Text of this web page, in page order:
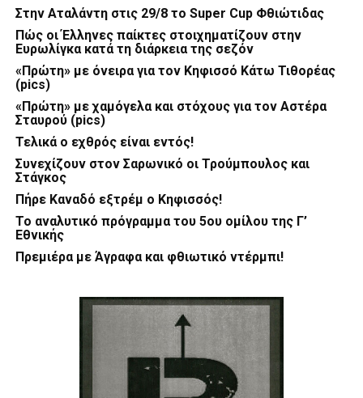
Στην Αταλάντη στις 29/8 το Super Cup Φθιώτιδας
Πώς οι Έλληνες παίκτες στοιχηματίζουν στην
Ευρωλίγκα κατά τη διάρκεια της σεζόν
«Πρώτη» με όνειρα για τον Κηφισσό Κάτω Τιθορέας
(pics)
«Πρώτη» με χαμόγελα και στόχους για τον Αστέρα
Σταυρού (pics)
Τελικά ο εχθρός είναι εντός!
Συνεχίζουν στον Σαρωνικό οι Τρούμπουλος και
Στάγκος
Πήρε Καναδό εξτρέμ ο Κηφισσός!
Το αναλυτικό πρόγραμμα του 5ου ομίλου της Γ’
Εθνικής
Πρεμιέρα με Άγραφα και φθιωτικό ντέρμπι!